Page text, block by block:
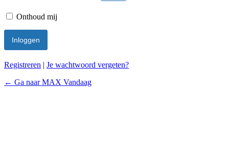
Onthoud mij
Registreren | Je wachtwoord vergeten?
← Ga naar MAX Vandaag